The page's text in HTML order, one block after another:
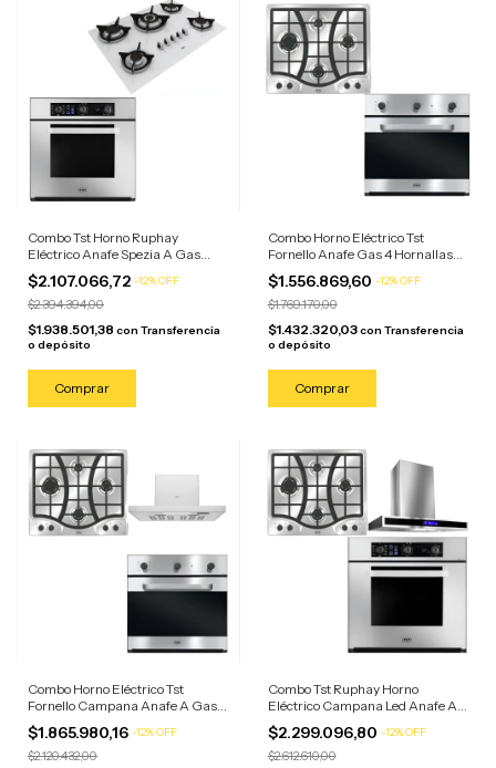
Combo Tst Horno Ruphay
Eléctrico Anafe Spezia A Gas
Blanco Acero Inoxidable/anafe
Blanco
$2.107.066,72 -12%OFF
$2.394.394,00
$1.938.501,38 con Transferencia
o depósito
Combo Horno Eléctrico Tst
Fornello Anafe Gas 4 Hornallas
Acero/anafe Acero
$1.556.869,60 -12%OFF
$1.769.170,00
$1.432.320,03con Transferencia
o depósito
Combo Horno Eléctrico Tst
Fornello Campana Anafe A Gas
Acero Inoxidable
$1.865.980,16 -12%OFF
$2.120.432,00
Combo Tst Ruphay Horno
Eléctrico Campana Led Anafe A
Gas 4 H Acero Inoxidable
$2.299.096,80 -12%OFF
$2.612.610,00